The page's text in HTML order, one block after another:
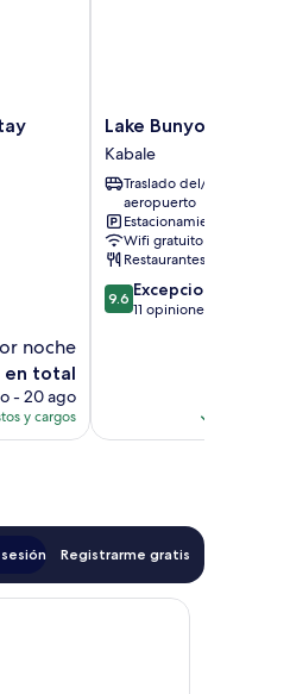
noche
en total
- 20 ago
y cargos
Lake
Bunyonyi
Rock
Resort
Kabale
Lake Bunyonyi Rock
Kabale
Traslado del/al
aeropuerto
Estacionamiento gratis
Wifi gratuito
Restaurantes
9.6
de
9.6 Excepcional
11 opiniones
Registrarme gratis